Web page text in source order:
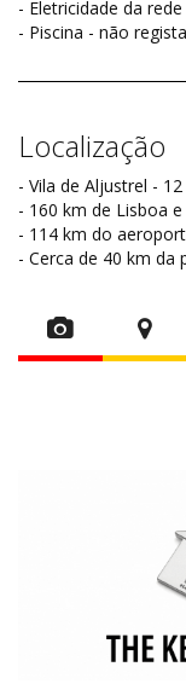
- Eletricidade da rede
- Piscina - não
Localização
- Vila de Aljustrel -
- 160 km de Lisboa
- 114 km do
- Cerca de 40 km da